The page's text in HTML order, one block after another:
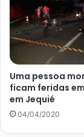
Uma pessoa
ficam feridas
em Jequié
04/04/2020